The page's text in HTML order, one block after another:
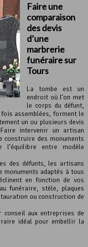
Faire une
comparaison
des devis
d’une
marbrerie
funéraire sur
Tours
La tombe est un
endroit où l’on met
le corps du défunt,
assemblées, forment le
un ou plusieurs devis
intervenir un artisan
construire des monuments
l’équilibre entre modèle
des défunts, les artisans
adaptés à tous
en fonction de vos
funéraire, stèle, plaques
ou construction de
conseil aux entreprises de
idéal pour embellir la